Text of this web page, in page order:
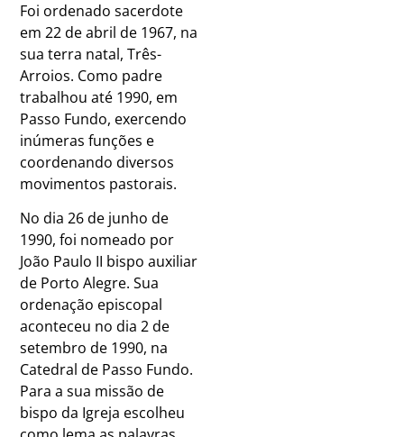
Foi ordenado sacerdote
em 22 de abril de 1967, na
sua terra natal, Três-
Arroios. Como padre
trabalhou até 1990, em
Passo Fundo, exercendo
inúmeras funções e
coordenando diversos
movimentos pastorais.
No dia 26 de junho de
1990, foi nomeado por
João Paulo II bispo auxiliar
de Porto Alegre. Sua
ordenação episcopal
aconteceu no dia 2 de
setembro de 1990, na
Catedral de Passo Fundo.
Para a sua missão de
bispo da Igreja escolheu